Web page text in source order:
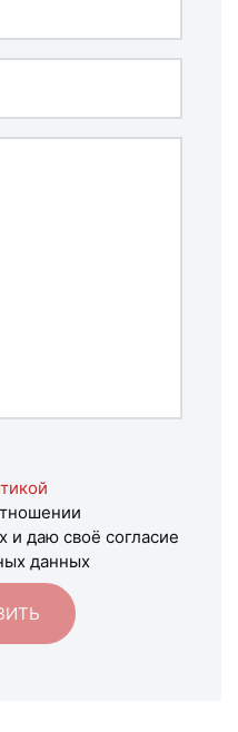
и даю своё согласие
данных